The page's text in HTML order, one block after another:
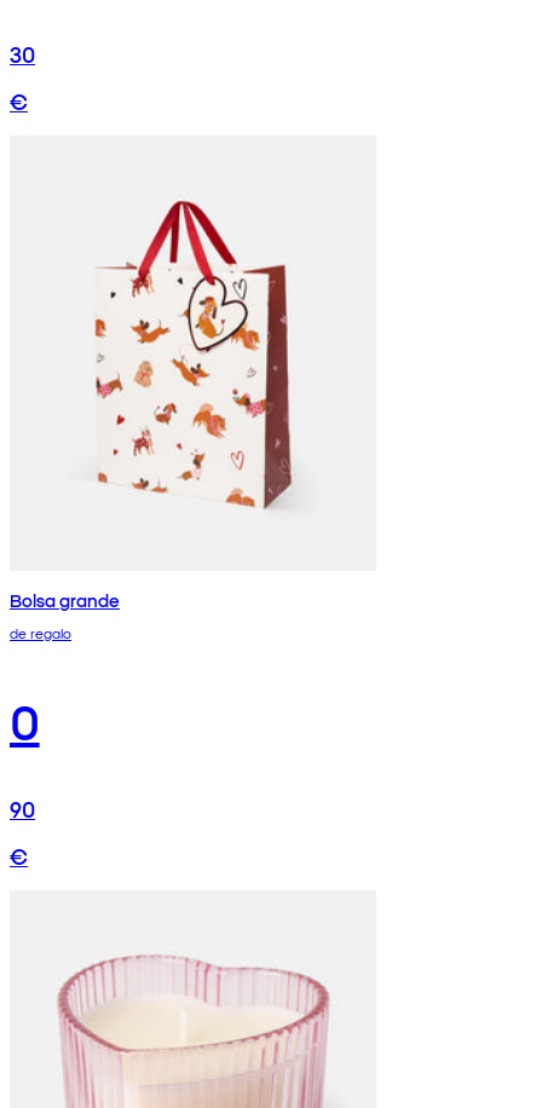
30
€
Bolsa grande
de regalo
0
90
€